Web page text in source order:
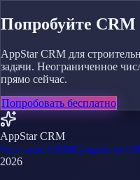
Попробуйте CRM
AppStar CRM для
задачи. Неограниченное
прямо сейчас.
Попробовать бесплатно
AppStar CRM
Что такое CRMСущности
2026